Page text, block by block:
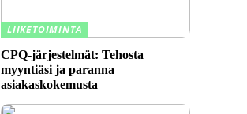
LIIKETOIMINTA
CPQ-järjestelmät: Tehosta
myyntiäsi ja paranna
asiakaskokemusta